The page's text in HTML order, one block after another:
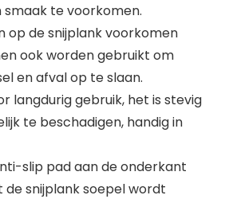
te voorkomen.
op de snijplank voorkomen
ook worden gebruikt om
en afval op te slaan.
langdurig gebruik, het is stevig
te beschadigen, handig in
slip pad aan de onderkant
snijplank soepel wordt